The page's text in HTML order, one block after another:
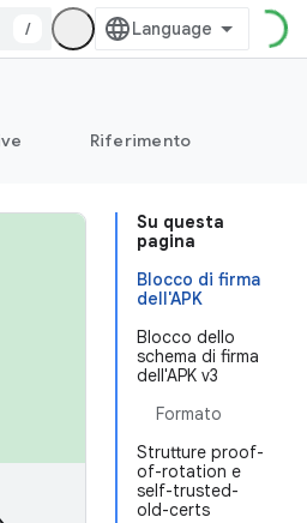
/
Riferimento
Su questa
pagina
Blocco di firma
dell'APK
Blocco dello
schema di firma
dell'APK v3
Formato
Strutture proof-
of-rotation e
self-trusted-
old-certs